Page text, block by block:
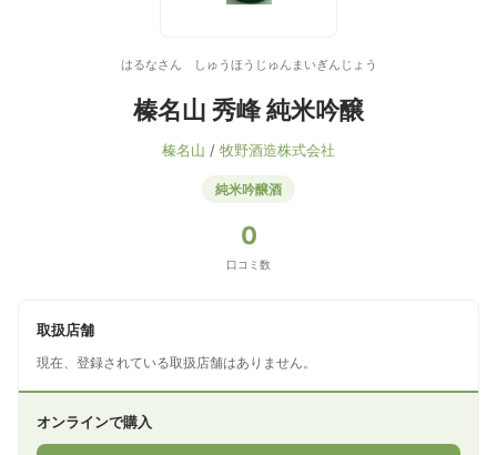
はるなさん しゅうほうじゅんまいぎんじょう
榛名山 秀峰 純米吟醸
榛名山 / 牧野酒造株式会社
純米吟醸酒
0
口コミ数
取扱店舗
現在、登録されている取扱店舗はありません。
オンラインで購入